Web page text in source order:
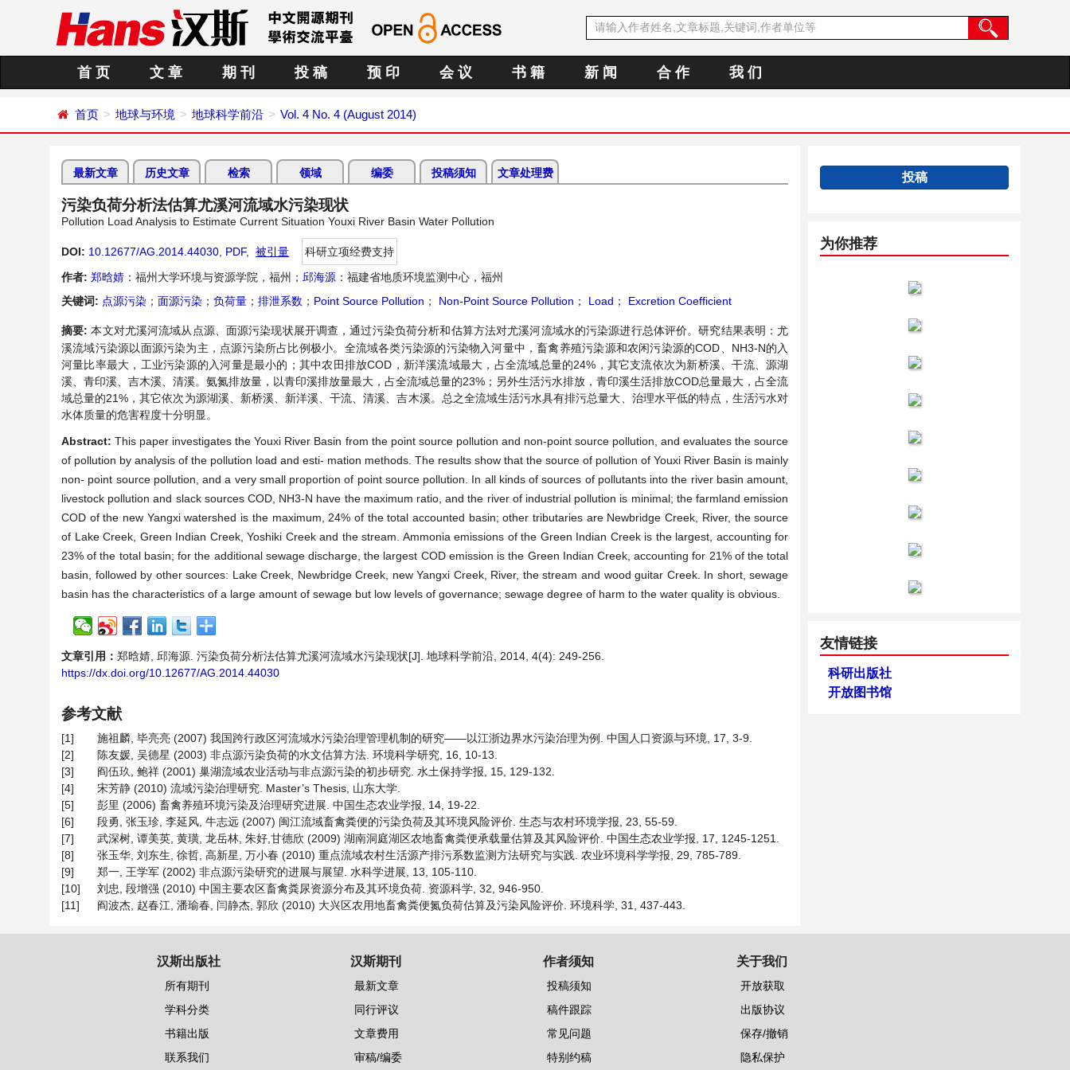
首 页 文 章 期 刊 投 稿 预 印 会 议 书 籍 新 闻 合 作 我 们
首页 地球与环境 地球科学前沿 Vol. 4 No. 4 (August 2014)
最新文章 历史文章 检索 领域 编委 投稿须知 文章处理费
污染负荷分析法估算尤溪河流域水污染现状
Pollution Load Analysis to Estimate Current Situation Youxi River Basin Water Pollution
DOI: 10.12677/AG.2014.44030 PDF, 被引量
科研立项经费支持
作者: 郑晗婧 ：福州大学环境与资源学院，福州； 邱海源 ：福建省地质环境监测中心，福州
关键词: 点源污染 ； 面源污染 ； 负荷量 ； 排泄系数 ； Point Source Pollution ； Non-Point Source Pollution ； Load ； Excretion Coefficient
摘要:本文对尤溪河流域从点源、面源污染现状展开调查，通过污染负荷分析和估算方法对尤溪河流域水的污染源进行总体评价。研究结果表明：尤
溪流域污染源以面源污染为主，点源污染所占比例极小。全流域各类污染源的污染物入河量中，畜禽养殖污染源和农闲污染源的COD、NH3-N的入
河量比率最大，工业污染源的入河量是最小的；其中农田排放COD，新洋溪流域最大，占全流域总量的24%，其它支流依次为新桥溪、干流、源湖
溪、青印溪、吉木溪、清溪。氨氮排放量，以青印溪排放量最大，占全流域总量的23%；另外生活污水排放，青印溪生活排放COD总量最大，占全流
域总量的21%，其它依次为源湖溪、新桥溪、新洋溪、干流、清溪、吉木溪。总之全流域生活污水具有排污总量大、治理水平低的特点，生活污水对
水体质量的危害程度十分明显。
Abstract:This paper investigates the Youxi River Basin from the point source pollution and non-point source pollution, and evaluates the source
of pollution by analysis of the pollution load and esti- mation methods. The results show that the source of pollution of Youxi River Basin is mainly
non- point source pollution, and a very small proportion of point source pollution. In all kinds of sources of pollutants into the river basin amount,
livestock pollution and slack sources COD, NH3-N have the maximum ratio, and the river of industrial pollution is minimal; the farmland emission
COD of the new Yangxi watershed is the maximum, 24% of the total accounted basin; other tributaries are Newbridge Creek, River, the source
of Lake Creek, Green Indian Creek, Yoshiki Creek and the stream. Ammonia emissions of the Green Indian Creek is the largest, accounting for
23% of the total basin; for the additional sewage discharge, the largest COD emission is the Green Indian Creek, accounting for 21% of the total
basin, followed by other sources: Lake Creek, Newbridge Creek, new Yangxi Creek, River, the stream and wood guitar Creek. In short, sewage
basin has the characteristics of a large amount of sewage but low levels of governance; sewage degree of harm to the water quality is obvious.
文章引用： 郑晗婧, 邱海源. 污染负荷分析法估算尤溪河流域水污染现状[J]. 地球科学前沿, 2014, 4(4): 249-256.
https://dx.doi.org/10.12677/AG.2014.44030
参考文献
[1]
施祖麟, 毕亮亮 (2007) 我国跨行政区河流域水污染治理管理机制的研究——以江浙边界水污染治理为例. 中国人口资源与环境, 17, 3-9.
[2]
陈友媛, 吴德星 (2003) 非点源污染负荷的水文估算方法. 环境科学研究, 16, 10-13.
[3]
阎伍玖, 鲍祥 (2001) 巢湖流域农业活动与非点源污染的初步研究. 水土保持学报, 15, 129-132.
[4]
宋芳静 (2010) 流域污染治理研究. Master’s Thesis, 山东大学.
[5]
彭里 (2006) 畜禽养殖环境污染及治理研究进展. 中国生态农业学报, 14, 19-22.
[6]
段勇, 张玉珍, 李延风, 牛志远 (2007) 闽江流域畜禽粪便的污染负荷及其环境风险评价. 生态与农村环境学报, 23, 55-59.
[7]
武深树, 谭美英, 黄璜, 龙岳林, 朱好,甘德欣 (2009) 湖南洞庭湖区农地畜禽粪便承载量估算及其风险评价. 中国生态农业学报, 17, 1245-1251.
[8]
张玉华, 刘东生, 徐哲, 高新星, 万小春 (2010) 重点流域农村生活源产排污系数监测方法研究与实践. 农业环境科学学报, 29, 785-789.
[9]
郑一, 王学军 (2002) 非点源污染研究的进展与展望. 水科学进展, 13, 105-110.
[10]
刘忠, 段增强 (2010) 中国主要农区畜禽粪尿资源分布及其环境负荷. 资源科学, 32, 946-950.
[11]
阎波杰, 赵春江, 潘瑜春, 闫静杰, 郭欣 (2010) 大兴区农用地畜禽粪便氮负荷估算及污染风险评价. 环境科学, 31, 437-443.
投稿
为你推荐
友情链接
科研出版社
开放图书馆
汉斯出版社
所有期刊
学科分类
书籍出版
联系我们
汉斯期刊
最新文章
同行评议
文章费用
审稿/编委
作者须知
投稿须知
稿件跟踪
常见问题
特别约稿
关于我们
开放获取
出版协议
保存/撤销
隐私保护